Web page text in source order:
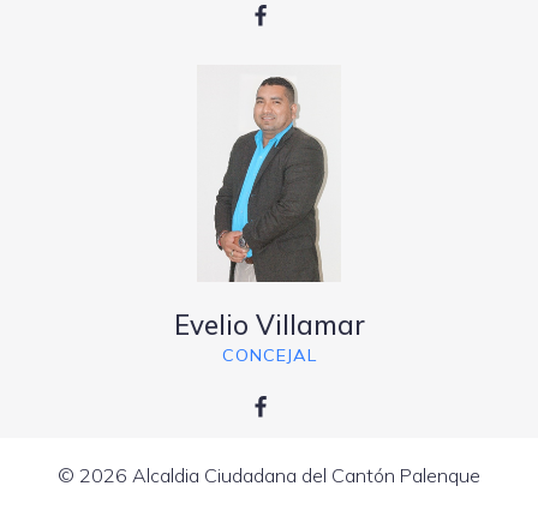
Evelio Villamar
CONCEJAL
© 2026 Alcaldia Ciudadana del Cantón Palenque